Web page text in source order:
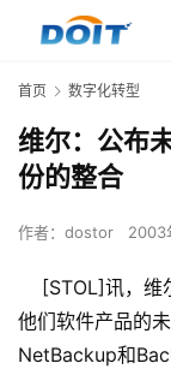
首页 数字化转型
维尔：公布
份的整合
作者： dostor 2003
[STOL]讯，维
他们软件产品的
NetBackup和